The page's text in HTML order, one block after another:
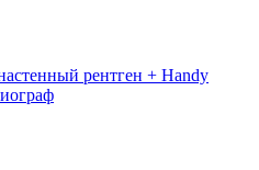
рентген + Handy